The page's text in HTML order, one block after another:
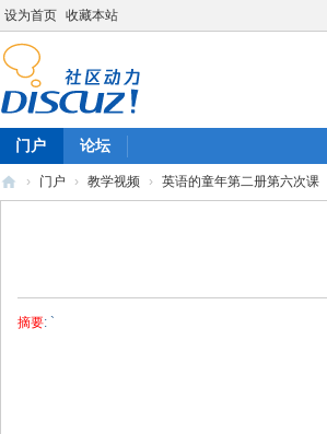
设为首页 收藏本站
门户 论坛
› 门户 › 教学视频 › 英语的童年第二册第六次课
摘要: `